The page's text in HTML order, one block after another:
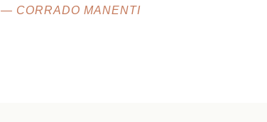
— CORRADO MANENTI